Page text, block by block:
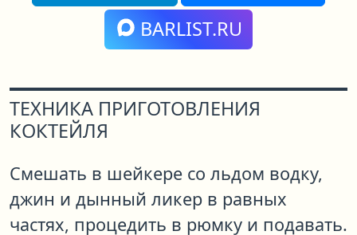
BARLIST.RU
ТЕХНИКА ПРИГОТОВЛЕНИЯ
КОКТЕЙЛЯ
Смешать в шейкере со льдом водку,
джин и дынный ликер в равных
частях, процедить в рюмку и подавать.